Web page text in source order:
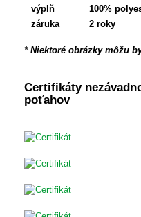
výplň
100%
záruka
2 roky
* Niektoré obrázky môžu
Certifikáty
poťahov